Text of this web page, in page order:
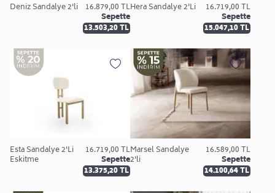
Deniz Sandalye 2'li 16.879,00 TL
Sepette
13.503,20 TL
Hera Sandalye 2'Li 16.719,00 TL
Sepette
15.047,10 TL
Esta Sandalye 2'Li
Eskitme
16.719,00 TL
Sepette
13.375,20 TL
Marsel Sandalye
2'li
16.589,00 TL
Sepette
14.100,64 TL